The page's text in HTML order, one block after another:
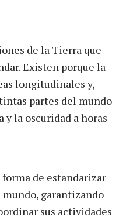
de la Tierra que
Existen porque la
longitudinales y,
partes del mundo
la oscuridad a horas
forma de estandarizar
garantizando
sus actividades